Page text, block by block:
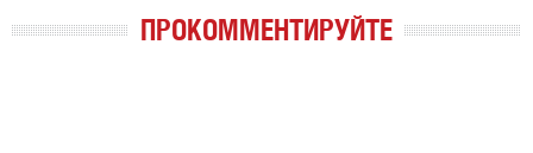
ПРОКОММЕНТИРУЙТЕ